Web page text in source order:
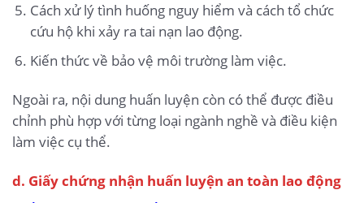
Cách xử lý tình huống nguy hiểm và cách tổ chức
cứu hộ khi xảy ra tai nạn lao động.
Kiến thức về bảo vệ môi trường làm việc.
Ngoài ra, nội dung huấn luyện còn có thể được điều
chỉnh phù hợp với từng loại ngành nghề và điều kiện
làm việc cụ thể.
d. Giấy chứng nhận huấn luyện an toàn lao động